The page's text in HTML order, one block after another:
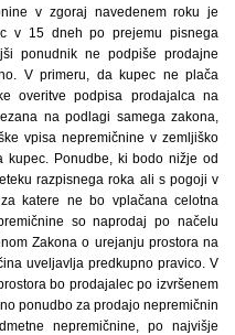
v zgoraj navedenem roku je
v 15 dneh po prejemu pisnega
ponudnik ne podpiše prodajne
V primeru, da kupec ne plača
overitve podpisa prodajalca na
na podlagi samega zakona,
vpisa nepremičnine v zemljiško
kupec. Ponudbe, ki bodo nižje od
razpisnega roka ali s pogoji v
katere ne bo vplačana celotna
so naprodaj po načelu
Zakona o urejanju prostora na
uveljavlja predkupno pravico. V
bo prodajalec po izvršenem
ponudbo za prodajo nepremičnin
nepremičnine, po najvišje